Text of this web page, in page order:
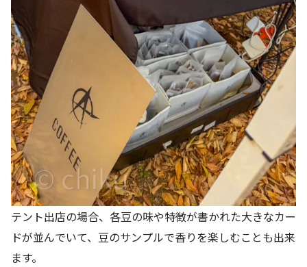
テント出店の場合、各豆の味や特徴が書かれた大きなカー
ドが並んでいて、豆のサンプルで香りを楽しむことも出来
ます。